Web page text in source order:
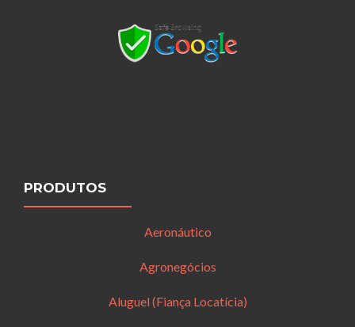
PRODUTOS
Aeronáutico
Agronegócios
Aluguel (Fiança Locatícia)